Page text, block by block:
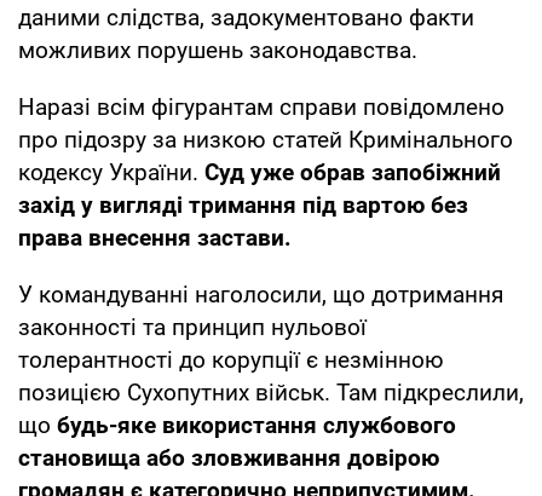
даними слідства, задокументовано факти
можливих порушень законодавства.
Наразі всім фігурантам справи повідомлено
про підозру за низкою статей Кримінального
кодексу України. Суд уже обрав запобіжний
захід у вигляді тримання під вартою без
права внесення застави.
У командуванні наголосили, що дотримання
законності та принцип нульової
толерантності до корупції є незмінною
позицією Сухопутних військ. Там підкреслили,
що будь-яке використання службового
становища або зловживання довірою
громадян є категорично неприпустимим.